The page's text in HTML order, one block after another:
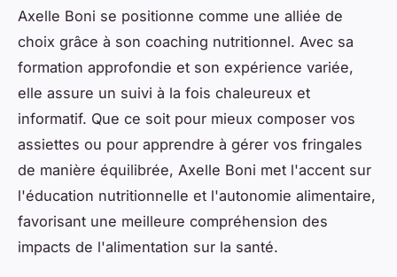
Axelle Boni se positionne comme une alliée de
choix grâce à son coaching nutritionnel. Avec sa
formation approfondie et son expérience variée,
elle assure un suivi à la fois chaleureux et
informatif. Que ce soit pour mieux composer vos
assiettes ou pour apprendre à gérer vos fringales
de manière équilibrée, Axelle Boni met l'accent sur
l'éducation nutritionnelle et l'autonomie alimentaire,
favorisant une meilleure compréhension des
impacts de l'alimentation sur la santé.